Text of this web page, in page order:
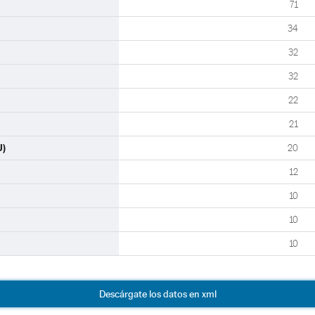
71
34
32
32
22
21
20
12
10
10
10
Descárgate los datos en xml